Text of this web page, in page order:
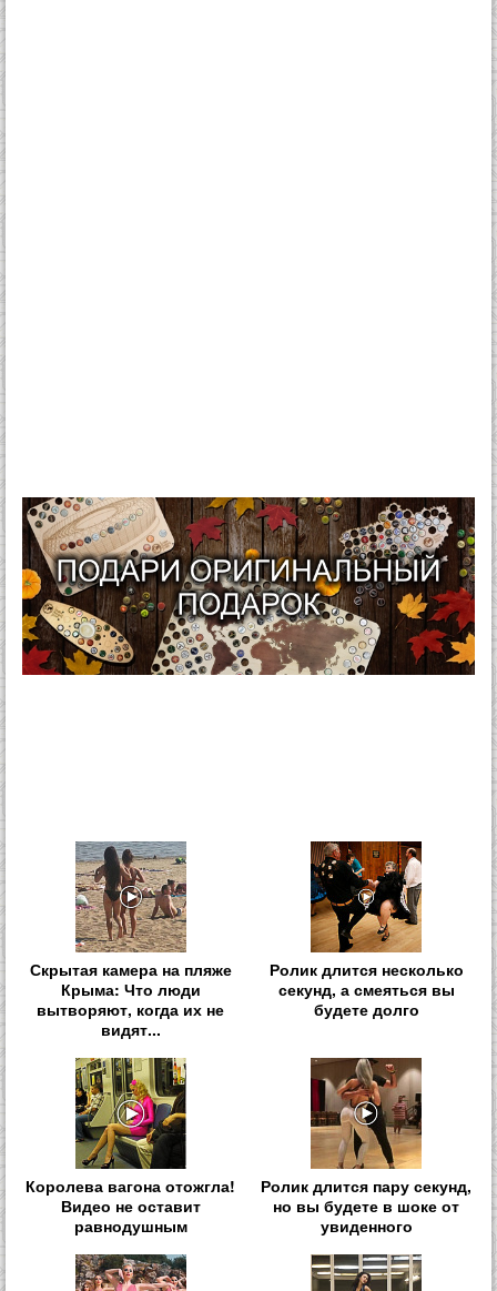
Скрытая камера на пляже
Крыма: Что люди
вытворяют, когда их не
видят...
Ролик длится несколько
секунд, а смеяться вы
будете долго
Королева вагона отожгла!
Видео не оставит
равнодушным
Ролик длится пару секунд,
но вы будете в шоке от
увиденного